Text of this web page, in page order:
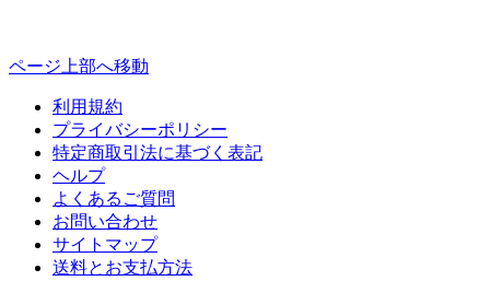
ページ上部へ移動
利用規約
プライバシーポリシー
特定商取引法に基づく表記
ヘルプ
よくあるご質問
お問い合わせ
サイトマップ
送料とお支払方法